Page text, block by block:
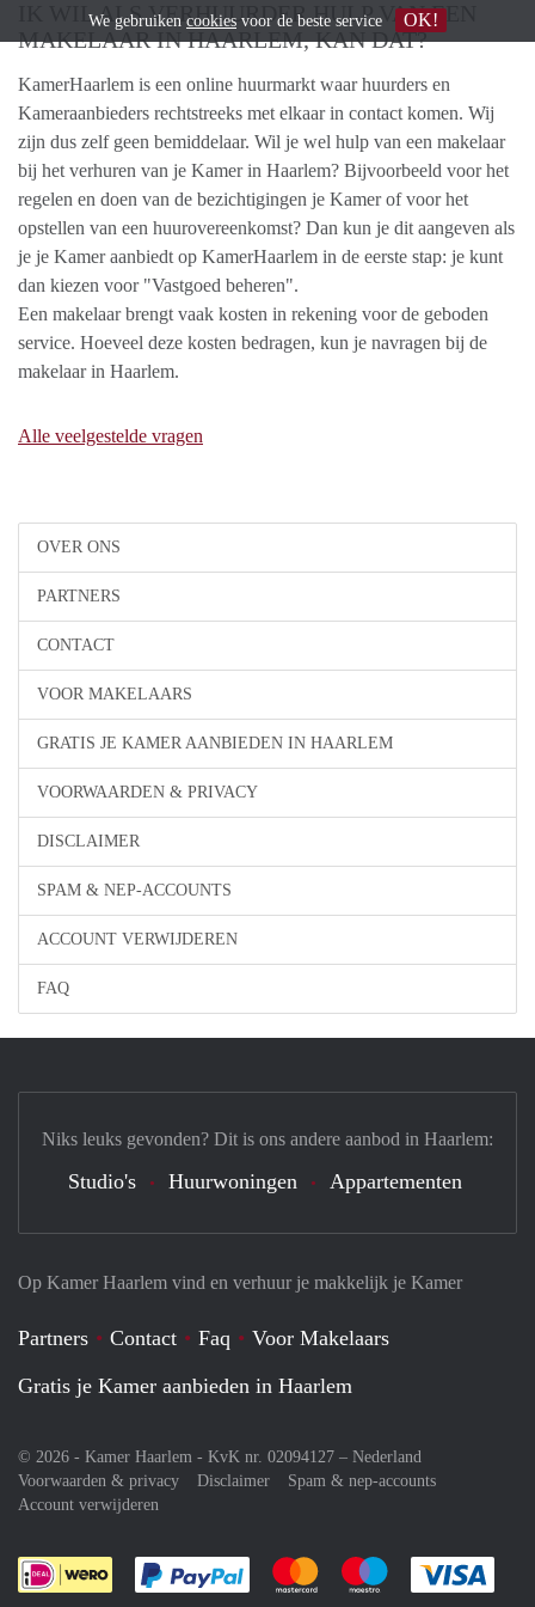
OVER ONS
PARTNERS
CONTACT
VOOR MAKELAARS
GRATIS JE KAMER AANBIEDEN IN HAARLEM
VOORWAARDEN & PRIVACY
DISCLAIMER
SPAM & NEP-ACCOUNTS
ACCOUNT VERWIJDEREN
FAQ
IK WIL ALS VERHUURDER HULP VAN EEN
MAKELAAR IN HAARLEM, KAN DAT?
KamerHaarlem is een online huurmarkt waar huurders en
Kameraanbieders rechtstreeks met elkaar in contact komen. Wij
zijn dus zelf geen bemiddelaar. Wil je wel hulp van een makelaar
bij het verhuren van je Kamer in Haarlem? Bijvoorbeeld voor het
regelen en doen van de bezichtigingen je Kamer of voor het
opstellen van een huurovereenkomst? Dan kun je dit aangeven als
je je Kamer aanbiedt op KamerHaarlem in de eerste stap: je kunt
dan kiezen voor "Vastgoed beheren".
Een makelaar brengt vaak kosten in rekening voor de geboden
service. Hoeveel deze kosten bedragen, kun je navragen bij de
makelaar in Haarlem.
Alle veelgestelde vragen
Op Kamer Haarlem vind en verhuur je makkelijk je Kamer
Partners Contact Faq
Voor Makelaars
Gratis je Kamer aanbieden in Haarlem
© 2026 - Kamer Haarlem - KvK nr. 02094127 – Nederland
Voorwaarden & privacy
Disclaimer
Spam & nep-accounts
Account verwijderen
Je rekent gemakkelijk af met Paypal
Je rekent gemakkelijk af met
Je rekent
Niks leuks gevonden? Dit is ons andere aanbod in Haarlem:
Studio's Huurwoningen Appartementen
We gebruiken cookies voor de beste service OK!